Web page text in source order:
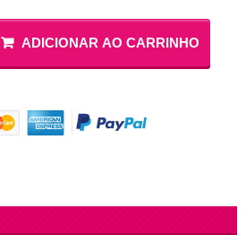
ADICIONAR AO CARRINHO